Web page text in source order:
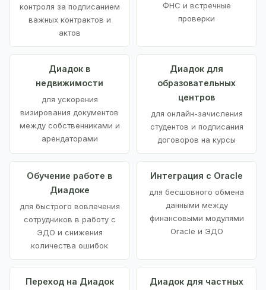
контроля за подписанием
важных контрактов и
актов
ФНС и встречные
проверки
Диадок в
недвижимости
для ускорения
визирования документов
между собственниками и
арендаторами
Диадок для
образовательных
центров
для онлайн-зачисления
студентов и подписания
договоров на курсы
Обучение работе в
Диадоке
для быстрого вовлечения
сотрудников в работу с
ЭДО и снижения
количества ошибок
Интеграция с Oracle
для бесшовного обмена
данными между
финансовыми модулями
Oracle и ЭДО
Переход на Диадок
Диадок для частных